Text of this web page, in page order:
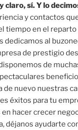
claro, sí. Y lo
y contactos
tiempo en el reparto
dedicamos al
de prestigio
de
de nuevo nuestras
éxitos para tu
hacer crecer
déjanos ayudarte